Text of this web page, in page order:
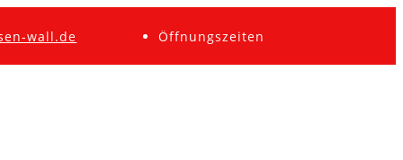
wall.de Öffnungszeiten